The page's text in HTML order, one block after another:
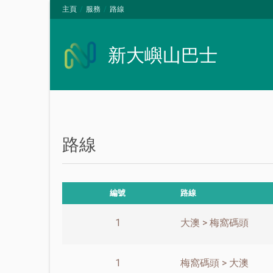
主頁 服務 路線
新大嶼山巴士
路線
編號 路線
1 大澳 > 梅窩碼頭
1 梅窩碼頭 > 大澳